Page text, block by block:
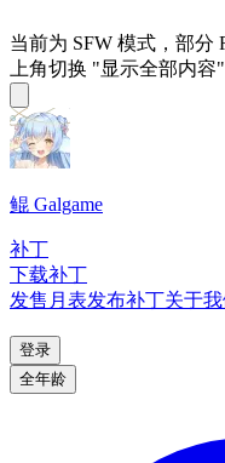
当前为 SFW 模式，部
上角切换 "显示全部内容"
鲲 Galgame
补丁
下载补丁
发售月表发布补丁关于
登录
全年龄